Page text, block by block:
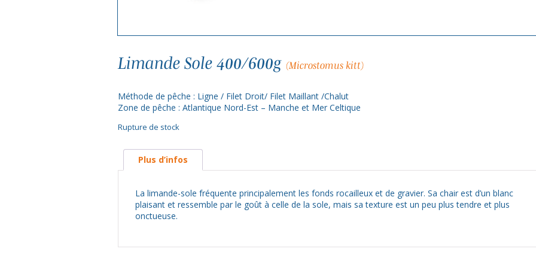
Limande Sole 400/600g (Microstomus kitt)
Méthode de pêche : Ligne / Filet Droit/ Filet Maillant /Chalut
Zone de pêche : Atlantique Nord-Est – Manche et Mer Celtique
Rupture de stock
Plus d’infos
La limande-sole fréquente principalement les fonds rocailleux et de gravier. Sa chair est d’un blanc
plaisant et ressemble par le goût à celle de la sole, mais sa texture est un peu plus tendre et plus
onctueuse.